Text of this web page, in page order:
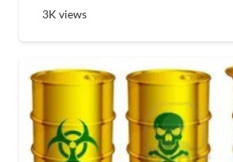
3K views